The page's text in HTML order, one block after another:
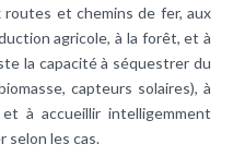
et chemins de fer, aux
agricole, à la forêt, et à
la capacité à séquestrer du
capteurs solaires), à
à accueillir intelligemment
selon les cas.